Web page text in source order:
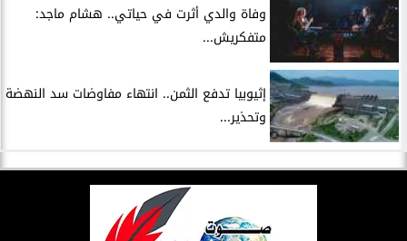
وفاة والدي أثرت في حياتي.. هشام ماجد:
متفكريش...
إثيوبيا تدفع الثمن.. انتهاء مفاوضات سد النهضة
وتحذير...